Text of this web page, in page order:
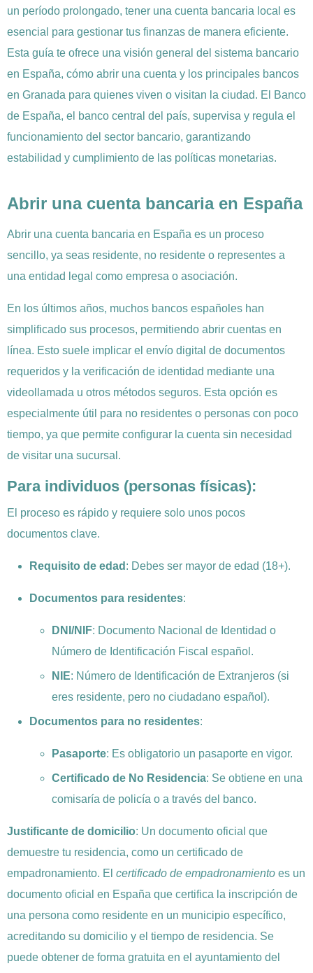
un período prolongado, tener una cuenta bancaria local es
esencial para gestionar tus finanzas de manera eficiente.
Esta guía te ofrece una visión general del sistema bancario
en España, cómo abrir una cuenta y los principales bancos
en Granada para quienes viven o visitan la ciudad. El Banco
de España, el banco central del país, supervisa y regula el
funcionamiento del sector bancario, garantizando
estabilidad y cumplimiento de las políticas monetarias.
Abrir una cuenta bancaria en España
Abrir una cuenta bancaria en España es un proceso
sencillo, ya seas residente, no residente o representes a
una entidad legal como empresa o asociación.
En los últimos años, muchos bancos españoles han
simplificado sus procesos, permitiendo abrir cuentas en
línea. Esto suele implicar el envío digital de documentos
requeridos y la verificación de identidad mediante una
videollamada u otros métodos seguros. Esta opción es
especialmente útil para no residentes o personas con poco
tiempo, ya que permite configurar la cuenta sin necesidad
de visitar una sucursal.
Para individuos (personas físicas):
El proceso es rápido y requiere solo unos pocos
documentos clave.
Requisito de edad : Debes ser mayor de edad (18+).
Documentos para residentes:
DNI/NIF: Documento Nacional de Identidad o
Número de Identificación Fiscal español.
NIE: Número de Identificación de Extranjeros (si
eres residente, pero no ciudadano español).
Documentos para no residentes:
Pasaporte: Es obligatorio un pasaporte en vigor.
Certificado de No Residencia: Se obtiene en una
comisaría de policía o a través del banco.
Justificante de domicilio: Un documento oficial que
demuestre tu residencia, como un certificado de
empadronamiento. El certificado de empadronamiento es un
documento oficial en España que certifica la inscripción de
una persona como residente en un municipio específico,
acreditando su domicilio y el tiempo de residencia. Se
puede obtener de forma gratuita en el ayuntamiento del